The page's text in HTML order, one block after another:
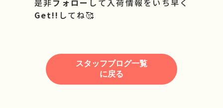
是非フォロー して入荷情報をいち早く
Get!! してね🥰
スタッフブログ一覧
に戻る